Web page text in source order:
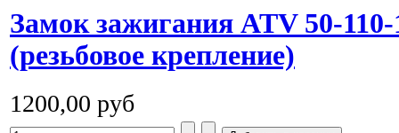
Замок зажигания ATV 50-110-
(резьбовое крепление)
1200,00 руб